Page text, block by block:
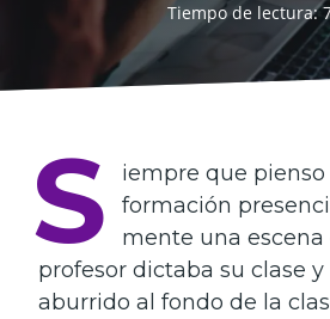
Tiempo de lectura:
S
iempre que pienso
formación
mente una
profesor dictaba su clase
aburrido al fondo de la